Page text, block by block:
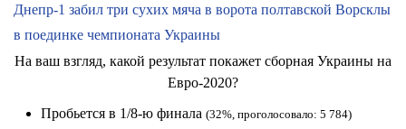
Днепр-1 забил три сухих мяча в ворота полтавской Ворсклы
в поединке чемпионата Украины
На ваш взгляд, какой результат покажет сборная Украины на
Евро-2020?
Пробьется в 1/8-ю финала (32%, проголосовало: 5 784)